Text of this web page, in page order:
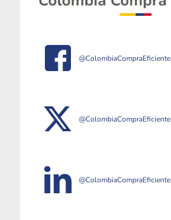
@ColombiaCompraEficiente
@ColombiaCompraEficiente
@ColombiaCompraEficiente